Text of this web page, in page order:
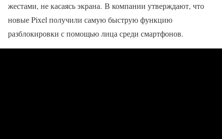
жестами, не касаясь экрана. В компании утверждают, что
новые Pixel получили самую быструю функцию
разблокировки с помощью лица среди смартфонов.